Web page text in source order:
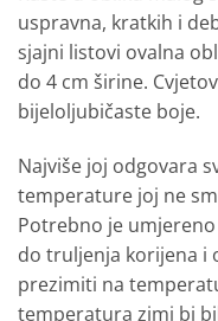
uspravna, kratkih i
sjajni listovi ovalna
do 4 cm širine.
bijeloljubičaste boje.
Najviše joj odgovara
temperature joj ne
Potrebno je
do truljenja korijena i
prezimiti na
temperatura zimi bi